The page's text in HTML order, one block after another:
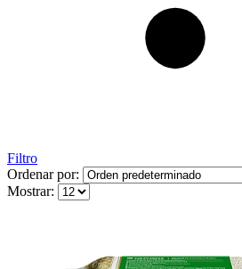
Filtro
Ordenar por:
Mostrar: